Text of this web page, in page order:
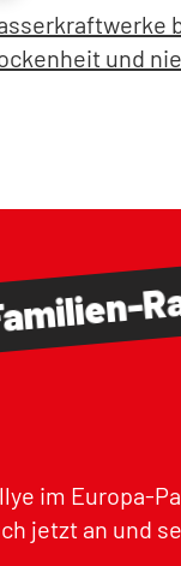
und
im Europa-
jetzt an und